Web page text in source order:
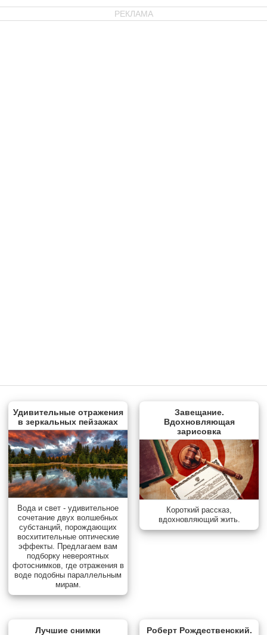
РЕКЛАМА
Удивительные отражения
в зеркальных пейзажах
Вода и свет - удивительное
сочетание двух волшебных
субстанций, порождающих
восхитительные оптические
эффекты. Предлагаем вам
подборку невероятных
фотоснимков, где отражения в
воде подобны параллельным
мирам.
Завещание.
Вдохновляющая
зарисовка
Короткий рассказ,
вдохновляющий жить.
Лучшие снимки
Роберт Рождественский.